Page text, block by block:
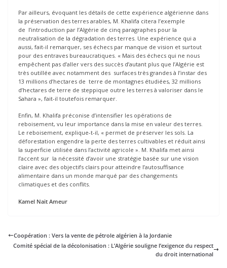
Par ailleurs, évoquant les détails de cette expérience algérienne dans
la préservation des terres arables, M. Khalifa citera l’exemple
de l’introduction par l’Algérie de cinq paragraphes pour la
neutralisation de la dégradation des terres. Une expérience qui a
aussi, fait-il remarquer, ses échecs par manque de vision et surtout
pour des entraves bureaucratiques. « Mais des échecs qui ne nous
empêchent pas d’aller vers des succès d’autant plus que l’Algérie est
très outillée avec notamment des surfaces très grandes à l’instar des
13 millions d’hectares de terre de montagnes étudiées, 32 millions
d’hectares de terre de steppique outre les terres à valoriser dans le
Sahara », fait-il toutefois remarquer.
Enfin, M. Khalifa préconise d’intensifier les opérations de
reboisement, vu leur importance dans la mise en valeur des terres.
Le reboisement, explique-t-il, « permet de préserver les sols. La
déforestation engendre la perte des terres cultivables et réduit ainsi
la superficie utilisée dans l’activité agricole ». M. Khalifa met ainsi
l’accent sur la nécessité d’avoir une stratégie basée sur une vision
claire avec des objectifs clairs pour atteindre l’autosuffisance
alimentaire dans un monde marqué par des changements
climatiques et des conflits.
Kamel Nait Ameur
Coopération : Vers la vente de pétrole algérien à la Jordanie
Comité spécial de la décolonisation : L’Algérie souligne l’exigence du respect
du droit international